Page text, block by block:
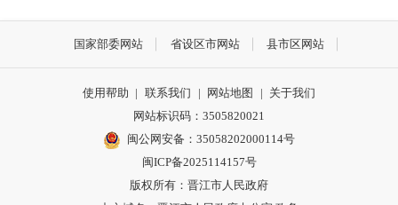
国家部委网站 省设区市网站 县市区网站
使用帮助 | 联系我们 | 网站地图 | 关于我们
网站标识码：3505820021
闽公网安备：35058202000114号
闽ICP备2025114157号
版权所有：晋江市人民政府